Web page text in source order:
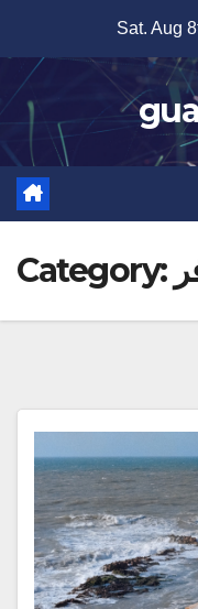
content
Sat. Aug
Category: